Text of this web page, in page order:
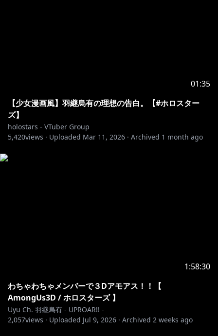
01:35
【少女漫画風】羽継烏有の理想の告白。【#ホロスター
ズ】
holostars - VTuber Group
5,420views · Uploaded Mar 11, 2026 · Archived 1 month ago
1:58:30
わちゃわちゃメンバーで３Dアモアス！！【
AmongUs3D / ホロスターズ 】
Uyu Ch. 羽継烏有 - UPROAR!! -
2,057views · Uploaded Jul 9, 2026 · Archived 2 weeks ago